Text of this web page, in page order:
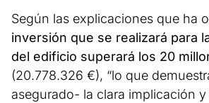
Según las explicaciones que ha
inversión que se realizará para
del edificio superará los 20
(20.778.326 €), “lo que
asegurado- la clara implicación